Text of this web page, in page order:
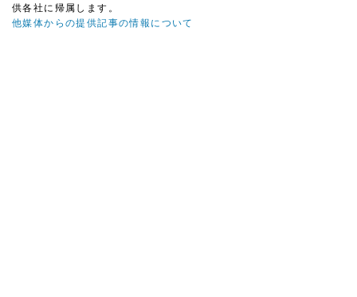
供各社に帰属します。
他媒体からの提供記事の情報について